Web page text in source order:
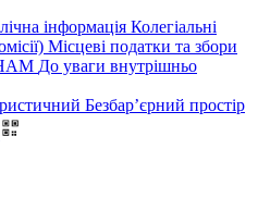
інформація Колегіальні
Місцеві податки та збори
До уваги внутрішньо
Безбар’єрний простір